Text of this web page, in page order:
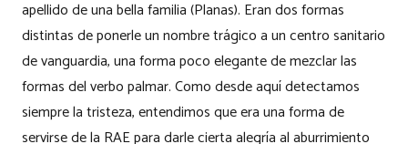
apellido de una bella familia (Planas). Eran dos formas
distintas de ponerle un nombre trágico a un centro sanitario
de vanguardia, una forma poco elegante de mezclar las
formas del verbo palmar. Como desde aquí detectamos
siempre la tristeza, entendimos que era una forma de
servirse de la RAE para darle cierta alegría al aburrimiento